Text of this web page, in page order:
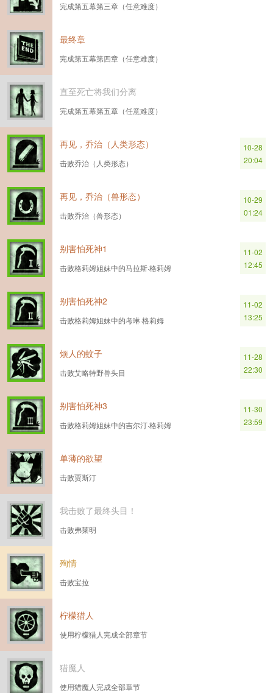
完成第五幕第三章（任意难度）
最终章
完成第五幕第四章（任意难度）
直至死亡将我们分离
完成第五幕第五章（任意难度）
再见，乔治（人类形态）
击败乔治（人类形态）
10-28
20:04
再见，乔治（兽形态）
击败乔治（兽形态）
10-29
01:24
别害怕死神1
击败格莉姆姐妹中的马拉斯·格莉姆
11-02
12:45
别害怕死神2
击败格莉姆姐妹中的考琳·格莉姆
11-02
13:25
烦人的蚊子
击败艾略特野兽头目
11-28
22:30
别害怕死神3
击败格莉姆姐妹中的吉尔汀·格莉姆
11-30
23:59
单薄的欲望
击败贾斯汀
我击败了最终头目！
击败弗莱明
殉情
击败宝拉
柠檬猎人
使用柠檬猎人完成全部章节
猎魔人
使用猎魔人完成全部章节